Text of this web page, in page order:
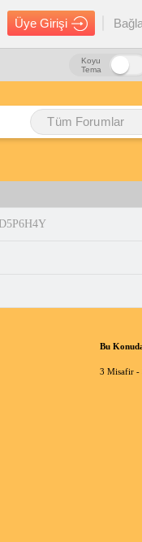
Üye Girişi
Koyu
Tema
Tüm Forumlar
Bu
3 Misafir -